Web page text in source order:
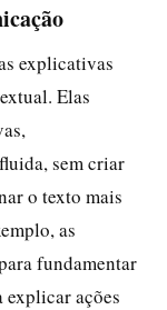
explicativas
Elas
sem criar
o texto mais
as
fundamentar
explicar ações